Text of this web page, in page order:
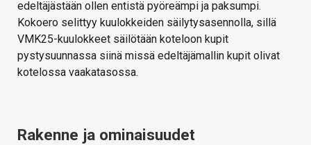
edeltäjästään ollen entistä pyöreämpi ja paksumpi.
Kokoero selittyy kuulokkeiden säilytysasennolla, sillä
VMK25-kuulokkeet säilötään koteloon kupit
pystysuunnassa siinä missä edeltäjämallin kupit olivat
kotelossa vaakatasossa.
Rakenne ja ominaisuudet